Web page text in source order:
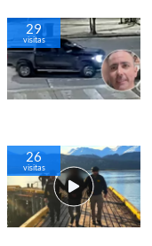
29
visitas
26
visitas